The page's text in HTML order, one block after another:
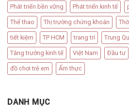
Phát triển bền vững Phát triển kinh tế
Thể thao Thị trường chứng khoán
tiết kiệm TP HCM trang trí Trung
Tăng trưởng kinh tế Việt Nam Đầu tư
đồ chơi trẻ em Ẩm thực
DANH MỤC